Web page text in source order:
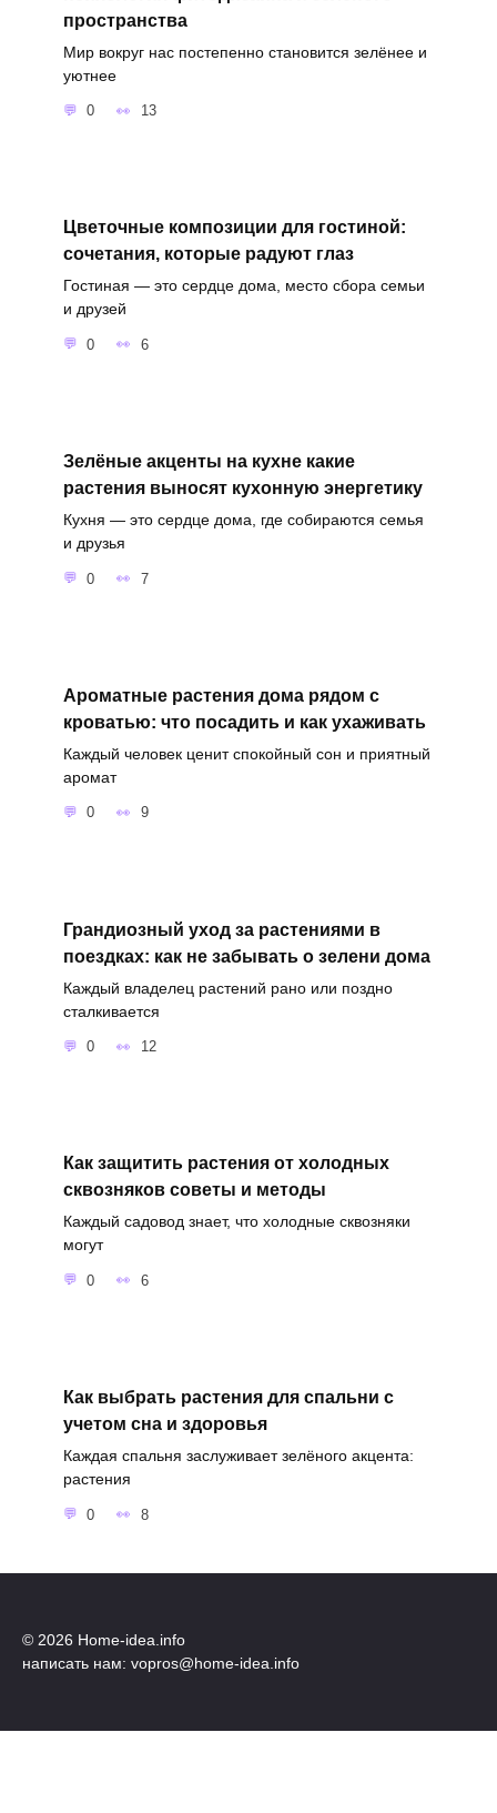
пространства
Мир вокруг нас постепенно становится зелёнее и
уютнее
0 13
Цветочные композиции для гостиной:
сочетания, которые радуют глаз
Гостиная — это сердце дома, место сбора семьи
и друзей
0 6
Зелёные акценты на кухне какие
растения выносят кухонную энергетику
Кухня — это сердце дома, где собираются семья
и друзья
0 7
Ароматные растения дома рядом с
кроватью: что посадить и как ухаживать
Каждый человек ценит спокойный сон и приятный
аромат
0 9
Грандиозный уход за растениями в
поездках: как не забывать о зелени дома
Каждый владелец растений рано или поздно
сталкивается
0 12
Как защитить растения от холодных
сквозняков советы и методы
Каждый садовод знает, что холодные сквозняки
могут
0 6
Как выбрать растения для спальни с
учетом сна и здоровья
Каждая спальня заслуживает зелёного акцента:
растения
0 8
© 2026 Home-idea.info
написать нам: vopros@home-idea.info